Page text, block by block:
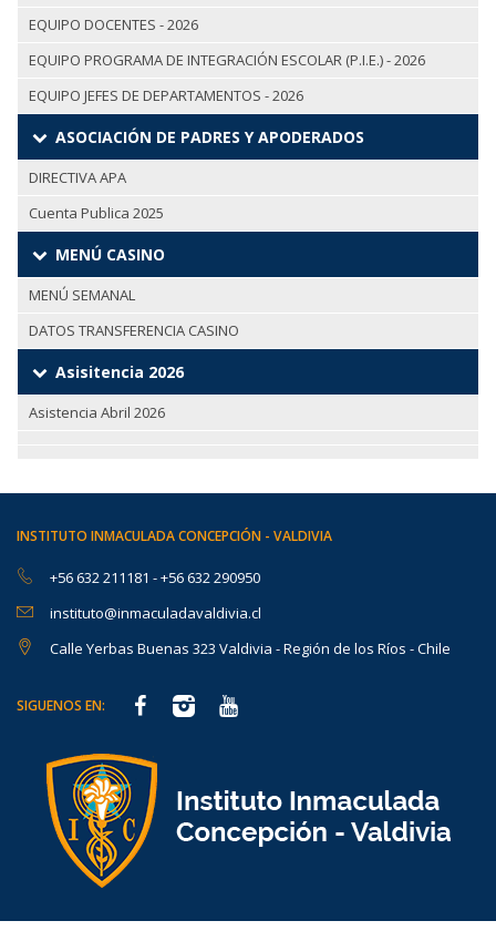
EQUIPO DOCENTES - 2026
EQUIPO PROGRAMA DE INTEGRACIÓN ESCOLAR (P.I.E.) - 2026
EQUIPO JEFES DE DEPARTAMENTOS - 2026
ASOCIACIÓN DE PADRES Y APODERADOS
DIRECTIVA APA
Cuenta Publica 2025
MENÚ CASINO
MENÚ SEMANAL
DATOS TRANSFERENCIA CASINO
Asisitencia 2026
Asistencia Abril 2026
INSTITUTO INMACULADA CONCEPCIÓN - VALDIVIA
+56 632 211181 -+56 632 290950
instituto@inmaculadavaldivia.cl
Calle Yerbas Buenas 323 Valdivia - Región de los Ríos - Chile
SIGUENOS EN: